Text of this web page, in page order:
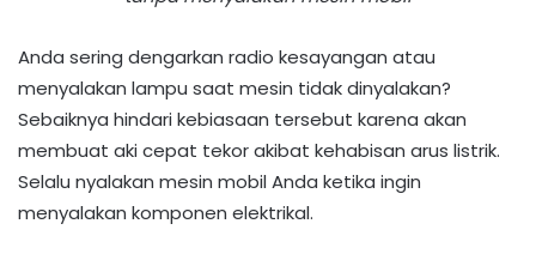
Anda sering dengarkan radio kesayangan atau
menyalakan lampu saat mesin tidak dinyalakan?
Sebaiknya hindari kebiasaan tersebut karena akan
membuat aki cepat tekor akibat kehabisan arus listrik.
Selalu nyalakan mesin mobil Anda ketika ingin
menyalakan komponen elektrikal.